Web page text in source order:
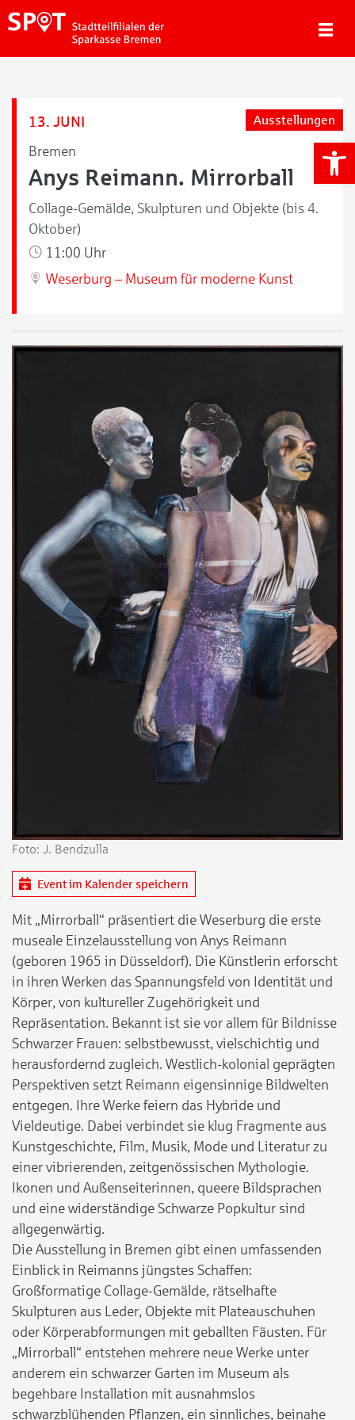
13. JUNI
Bremen
Ausstellungen
Anys Reimann. Mirrorball
Collage-Gemälde, Skulpturen und Objekte (bis 4.
Oktober)
11:00 Uhr
Weserburg – Museum für moderne Kunst
Foto: J. Bendzulla
Event im Kalender speichern
Mit „Mirrorball“ präsentiert die Weserburg die erste
museale Einzelausstellung von Anys Reimann
(geboren 1965 in Düsseldorf). Die Künstlerin erforscht
in ihren Werken das Spannungsfeld von Identität und
Körper, von kultureller Zugehörigkeit und
Repräsentation. Bekannt ist sie vor allem für Bildnisse
Schwarzer Frauen: selbstbewusst, vielschichtig und
herausfordernd zugleich. Westlich-kolonial geprägten
Perspektiven setzt Reimann eigensinnige Bildwelten
entgegen. Ihre Werke feiern das Hybride und
Vieldeutige. Dabei verbindet sie klug Fragmente aus
Kunstgeschichte, Film, Musik, Mode und Literatur zu
einer vibrierenden, zeitgenössischen Mythologie.
Ikonen und Außenseiterinnen, queere Bildsprachen
und eine widerständige Schwarze Popkultur sind
allgegenwärtig.
Die Ausstellung in Bremen gibt einen umfassenden
Einblick in Reimanns jüngstes Schaffen:
Großformatige Collage-Gemälde, rätselhafte
Skulpturen aus Leder, Objekte mit Plateauschuhen
oder Körperabformungen mit geballten Fäusten. Für
„Mirrorball“ entstehen mehrere neue Werke unter
anderem ein schwarzer Garten im Museum als
begehbare Installation mit ausnahmslos
schwarzblühenden Pflanzen, ein sinnliches, beinahe